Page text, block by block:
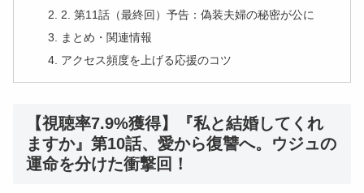
2. 第11話（最終回）予告：偽装夫婦の秘密が公に
まとめ・関連情報
アクセス頻度を上げる応援のコツ
【視聴率7.9%獲得】『私と結婚してくれ
ますか』第10話、愛から復讐へ。ウジュの
運命を分けた衝撃回！